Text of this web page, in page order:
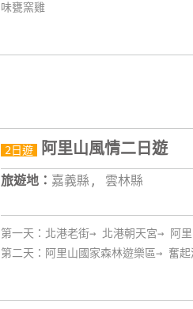
味甕窯雞
2日遊 阿里山風情二日遊
旅遊地： 嘉義縣, 雲林縣
第一天：北港老街→ 北港朝天宮→ 阿
第二天：阿里山國家森林遊樂區→ 奮起